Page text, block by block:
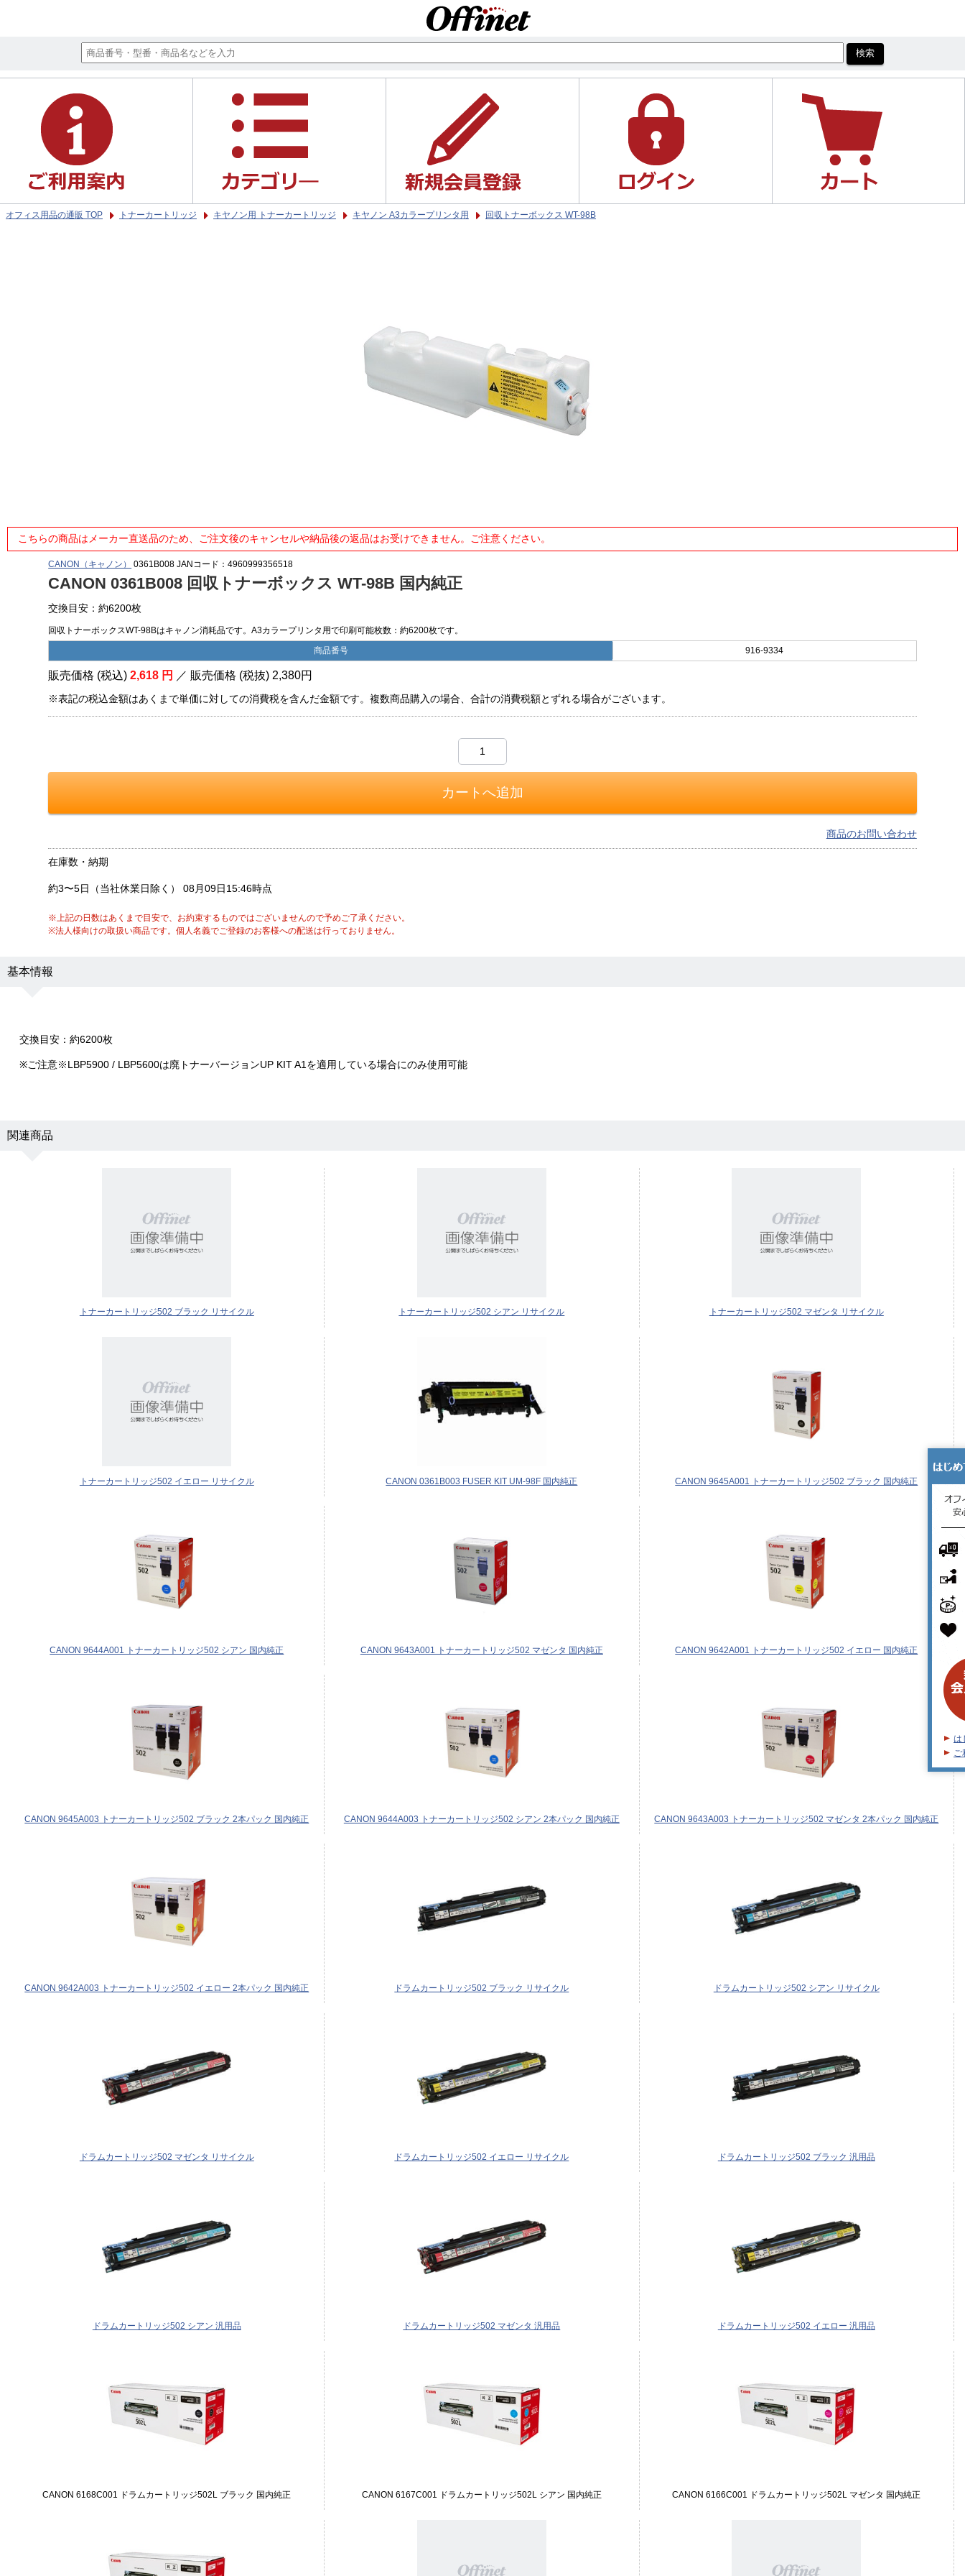
オフィス用品の通販 TOP トナーカートリッジ キヤノン用 トナーカートリッジ キヤノン A3カラープリンタ用 回収トナーボックス WT-98B
こちらの商品はメーカー直送品のため、ご注文後のキャンセルや納品後の返品はお受けできません。ご注意ください。
CANON（キャノン） 0361B008 JANコード：4960999356518
CANON 0361B008 回収トナーボックス WT-98B 国内純正
交換目安：約6200枚
回収トナーボックスWT-98Bはキャノン消耗品です。A3カラープリンタ用で印刷可能枚数：約6200枚です。
商品番号 916-9334
販売価格 (税込)2,618 円 ／ 販売価格 (税抜) 2,380円
※表記の税込金額はあくまで単価に対しての消費税を含んだ金額です。複数商品購入の場合、合計の消費税額とずれる場合がございます。
商品のお問い合わせ
在庫数・納期
約3〜5日（当社休業日除く） 08月09日15:46時点
※上記の日数はあくまで目安で、お約束するものではございませんので予めご了承ください。
※法人様向けの取扱い商品です。個人名義でご登録のお客様への配送は行っておりません。
基本情報
交換目安：約6200枚
※ご注意※LBP5900 / LBP5600は廃トナーバージョンUP KIT A1を適用している場合にのみ使用可能
関連商品
トナーカートリッジ502 ブラック リサイクル トナーカートリッジ502 シアン リサイクル トナーカートリッジ502 マゼンタ リサイクル
トナーカートリッジ502 イエロー リサイクル CANON 0361B003 FUSER KIT UM-98F 国内純正 CANON 9645A001 トナーカートリッジ502 ブラック 国内純正
CANON 9644A001 トナーカートリッジ502 シアン 国内純正 CANON 9643A001 トナーカートリッジ502 マゼンタ 国内純正 CANON 9642A001 トナーカートリッジ502 イエロー 国内純正
CANON 9645A003 トナーカートリッジ502 ブラック 2本パック 国内純正 CANON 9644A003 トナーカートリッジ502 シアン 2本パック 国内純正 CANON 9643A003 トナーカートリッジ502 マゼンタ 2本パック 国内純正
CANON 9642A003 トナーカートリッジ502 イエロー 2本パック 国内純正 ドラムカートリッジ502 ブラック リサイクル ドラムカートリッジ502 シアン リサイクル
ドラムカートリッジ502 マゼンタ リサイクル ドラムカートリッジ502 イエロー リサイクル ドラムカートリッジ502 ブラック 汎用品
ドラムカートリッジ502 シアン 汎用品 ドラムカートリッジ502 マゼンタ 汎用品 ドラムカートリッジ502 イエロー 汎用品
CANON 6168C001 ドラムカートリッジ502L ブラック 国内純正 CANON 6167C001 ドラムカートリッジ502L シアン 国内純正 CANON 6166C001 ドラムカートリッジ502L マゼンタ 国内純正
は
ご